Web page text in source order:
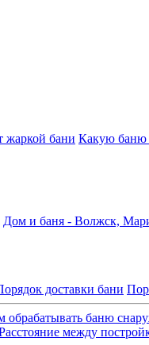
жаркой бани Какую баню
Дом и баня - Волжск,
доставки бани
обрабатывать баню
между